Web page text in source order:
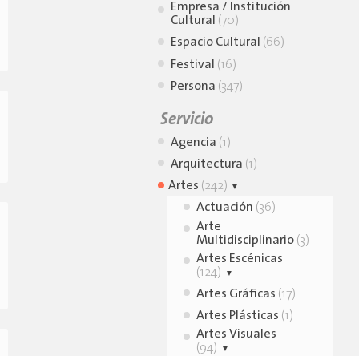
Empresa / Institución
Cultural (70)
Espacio Cultural (66)
Festival (16)
Persona (347)
Servicio
Agencia (1)
Arquitectura (1)
Artes (242)
Actuación (36)
Arte
Multidisciplinario (3)
Artes Escénicas
(124)
Circo(2)
Danza y teatro
(2)
Iluminación
Artes Gráficas (17)
Artes Plásticas (1)
Artes Visuales
(94)